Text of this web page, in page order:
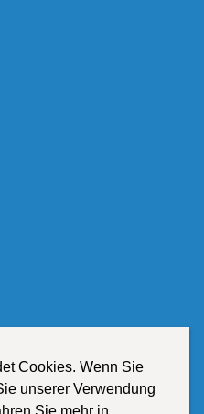
Cookies. Wenn Sie
unserer Verwendung